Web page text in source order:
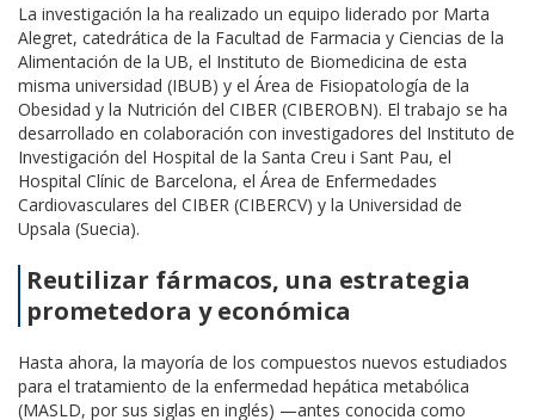
La investigación la ha realizado un equipo liderado por Marta
Alegret, catedrática de la Facultad de Farmacia y Ciencias de la
Alimentación de la UB, el Instituto de Biomedicina de esta
misma universidad (IBUB) y el Área de Fisiopatología de la
Obesidad y la Nutrición del CIBER (CIBEROBN). El trabajo se ha
desarrollado en colaboración con investigadores del Instituto de
Investigación del Hospital de la Santa Creu i Sant Pau, el
Hospital Clínic de Barcelona, el Área de Enfermedades
Cardiovasculares del CIBER (CIBERCV) y la Universidad de
Upsala (Suecia).
Reutilizar fármacos, una estrategia
prometedora y económica
Hasta ahora, la mayoría de los compuestos nuevos estudiados
para el tratamiento de la enfermedad hepática metabólica
(MASLD, por sus siglas en inglés) —antes conocida como